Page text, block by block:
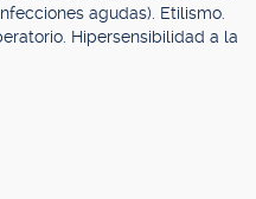
agudas). Etilismo.
Hipersensibilidad a la